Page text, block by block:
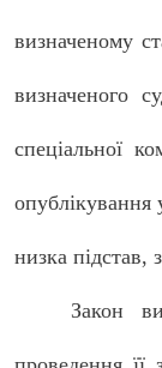
визначеному
визначеного
спеціальної
опублікування
низка підстав,
Закон